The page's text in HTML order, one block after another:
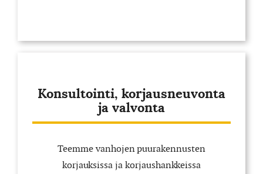
Konsultointi, korjausneuvonta
ja valvonta
Teemme vanhojen puurakennusten
korjauksissa ja korjaushankkeissa